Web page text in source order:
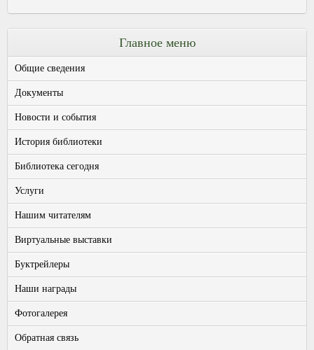
Главное меню
Общие сведения
Документы
Новости и события
История библиотеки
Библиотека сегодня
Услуги
Нашим читателям
Виртуальные выставки
Буктрейлеры
Наши награды
Фотогалерея
Обратная связь